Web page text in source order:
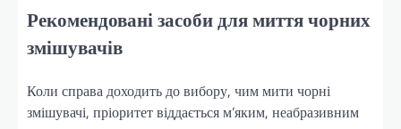
Рекомендовані засоби для миття чорних
змішувачів
Коли справа доходить до вибору, чим мити чорні
змішувачі, пріоритет віддається м’яким, неабразивним